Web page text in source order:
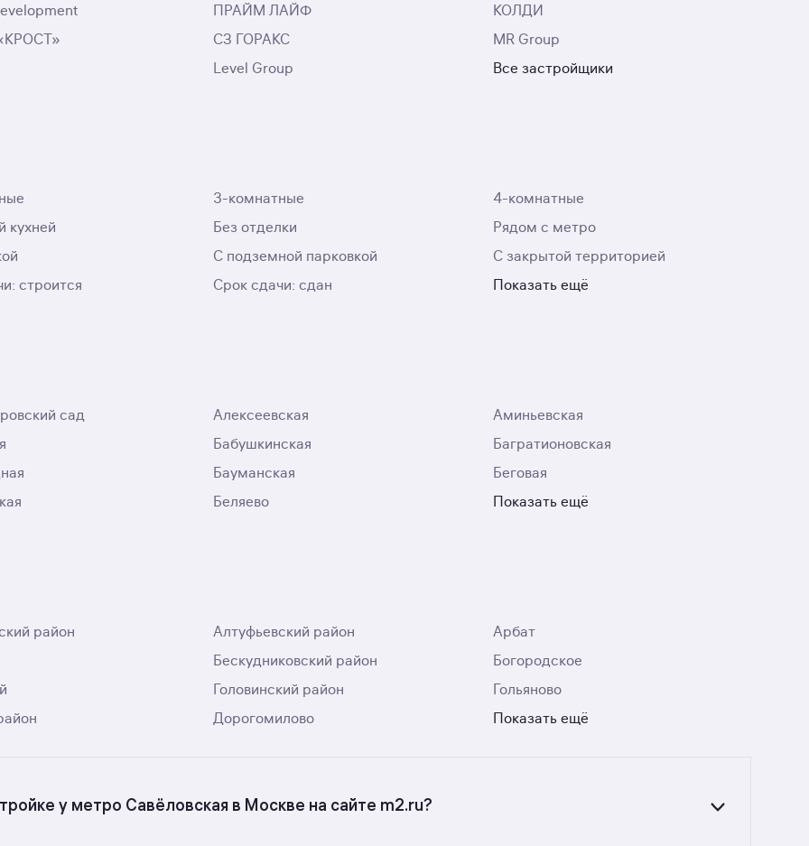
ПРАЙМ ЛАЙФ
КОЛДИ
СЗ ГОРАКС
MR Group
Level Group
Все застройщики
3-комнатные
4-комнатные
кухней
Без отделки
Рядом с метро
С подземной парковкой
С закрытой территорией
строится
Срок сдачи: сдан Показать ещё
сад Алексеевская
Аминьевская
Бабушкинская
Багратионовская
Бауманская
Беговая
Беляево Показать ещё
район Алтуфьевский район
Арбат
Бескудниковский район
Богородское
Головинский район
Гольяново
Дорогомилово Показать ещё
у метро Савёловская в Москве на сайте m2.ru?